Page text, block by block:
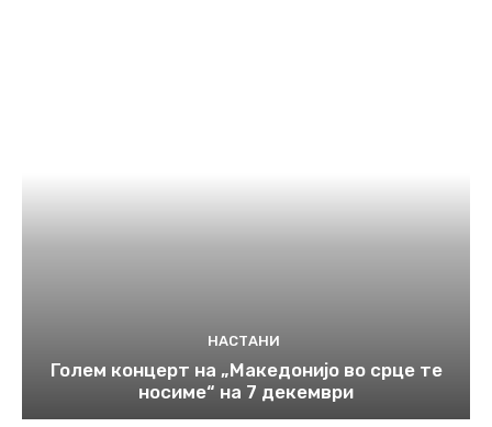
НАСТАНИ
Голем концерт на „Македонијо во срце те
носиме“ на 7 декември